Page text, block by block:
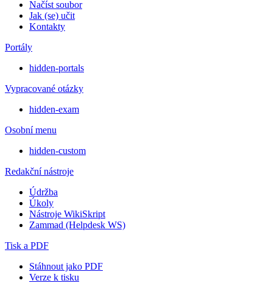
Načíst soubor
Jak (se) učit
Kontakty
Portály
hidden-portals
Vypracované otázky
hidden-exam
Osobní menu
hidden-custom
Redakční nástroje
Údržba
Úkoly
Nástroje WikiSkript
Zammad (Helpdesk WS)
Tisk a PDF
Stáhnout jako PDF
Verze k tisku